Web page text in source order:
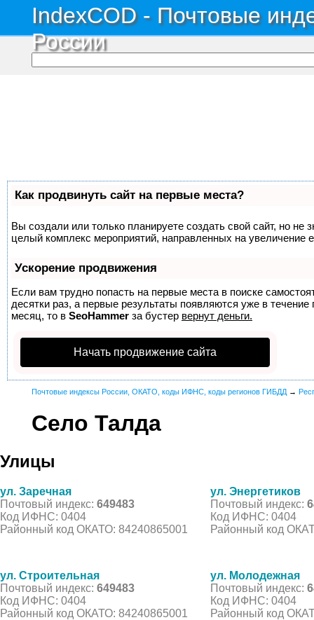
IndexCOD - Почтовые
России
Как продвинуть сайт на первые места?
Вы создали или только планируете создать свой сайт, но не
целый комплекс мероприятий, направленных на увеличение
Ускорение продвижения
Если вам трудно попасть на первые места в поиске
десятки раз, а первые результаты появляются уже в
месяц, то в SeoHammer за бустер вернут деньги.
Начать продвижение сайта
Почтовые индексы России, ОКАТО, коды ИФНС, коды регионов ГИБДД →
Село Талда
Улицы
ул. Заречная
Почтовый индекс: 649483
Код ИФНС: 0404
Районный код ОКАТО: 84240865001
ул. Энергетиков
Почтовый индекс:
Код ИФНС: 0404
Районный код
ул. Строительная
Почтовый индекс: 649483
Код ИФНС: 0404
Районный код ОКАТО: 84240865001
ул. Молодежная
Почтовый индекс:
Код ИФНС: 0404
Районный код